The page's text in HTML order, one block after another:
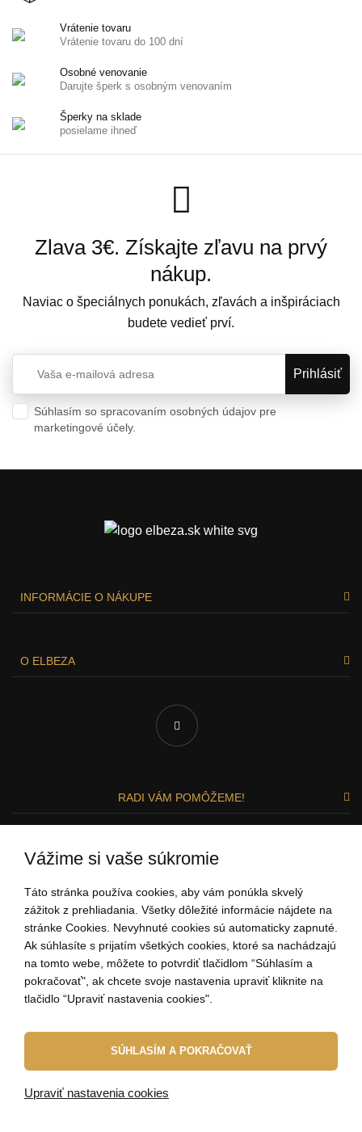
Vrátenie tovaru
Vrátenie tovaru do 100 dní
Osobné venovanie
Darujte šperk s osobným venovaním
Šperky na sklade
posielame ihneď
Zlava 3€. Získajte zľavu na prvý
nákup.
Naviac o špeciálnych ponukách, zľavách a inšpiráciach
budete vedieť prví.
Súhlasím so spracovaním osobných údajov pre
marketingové účely.
INFORMÁCIE O NÁKUPE
O ELBEZA
RADI VÁM POMÔŽEME!
Zuzka a Lenka
0907 37 67 97
(Po - Pi: 9:00-15:00)
ahoj@elbeza.sk
Internetový obchododBlueweb s.r.o.
Vážime si vaše súkromie
Táto stránka používa cookies, aby vám ponúkla skvelý
zážitok z prehliadania. Všetky dôležité informácie nájdete na
stránke Cookies. Nevyhnuté cookies sú automaticky zapnuté.
Ak súhlasíte s prijatím všetkých cookies, ktoré sa nachádzajú
na tomto webe, môžete to potvrdiť tlačidlom “Súhlasím a
pokračovať", ak chcete svoje nastavenia upraviť kliknite na
tlačidlo “Upraviť nastavenia cookies".
SÚHLASÍM A POKRAČOVAŤ
Upraviť nastavenia cookies